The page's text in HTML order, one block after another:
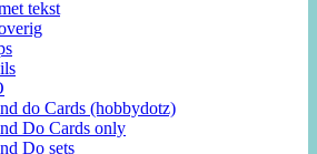
tekst
do Cards (hobbydotz)
Do Cards only
Do sets